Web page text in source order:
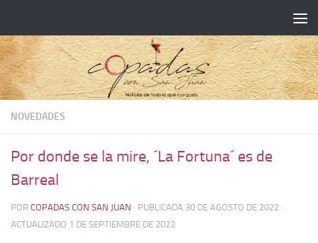
NOVEDADES
Por donde se la mire, ´La Fortuna´ es de
Barreal
POR COPADAS CON SAN JUAN · PUBLICADA 30 DE AGOSTO DE 2022 ·
ACTUALIZADO 1 DE SEPTIEMBRE DE 2022